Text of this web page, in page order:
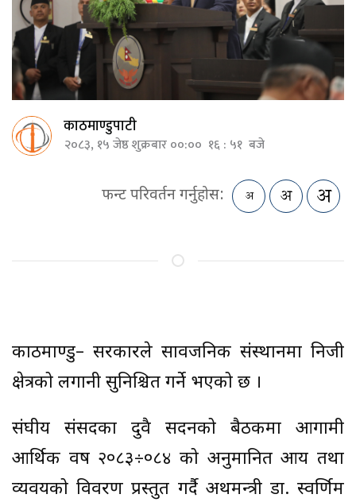
काठमाण्डुपाटी
२०८३, १५ जेष्ठ शुक्रबार ००:०० १६ : ५१ बजे
फन्ट परिवर्तन गर्नुहोस:
काठमाण्डु– सरकारले सार्वजनिक संस्थानमा निजी
क्षेत्रको लगानी सुनिश्चित गर्ने भएको छ ।
संघीय संसदका दुवै सदनको बैठकमा आगामी
आर्थिक वर्ष २०८३÷०८४ को अनुमानित आय तथा
व्यवयको विवरण प्रस्तुत गर्दै अथर्मन्त्री डा. स्वर्णिम